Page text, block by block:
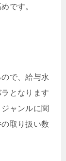
です。
で、給与水
となります
ャンルに関
取り扱い数